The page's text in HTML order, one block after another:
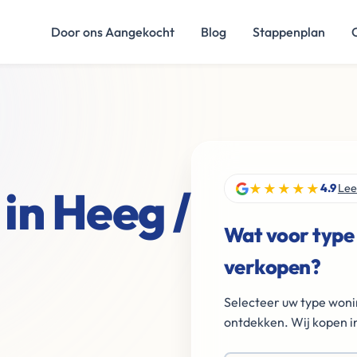
Door ons Aangekocht Blog Stappenplan
Heeg / ★★★★★4.9
Wat voor
verkopen?
Selecteer uw type
ontdekken. Wij kopen